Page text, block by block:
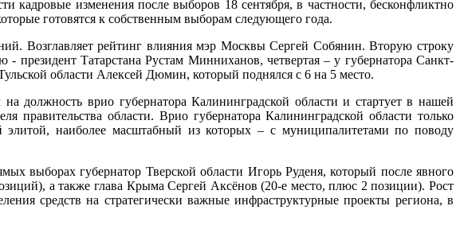
кадровые изменения после выборов 18 сентября, в частности, бесконфликтно
готовятся к собственным выборам следующего года.
Возглавляет рейтинг влияния мэр Москвы Сергей Собянин. Вторую строку
президент Татарстана Рустам Минниханов, четвертая – у губернатора Санкт-
области Алексей Дюмин, который поднялся с 6 на 5 место.
должность врио губернатора Калининградской области и стартует в нашей
правительства области. Врио губернатора Калининградской области только
элитой, наиболее масштабный из которых – с муниципалитетами по поводу
выборах губернатор Тверской области Игорь Руденя, который после явного
а также глава Крыма Сергей Аксёнов (20-е место, плюс 2 позиции). Рост
средств на стратегически важные инфраструктурные проекты региона, в